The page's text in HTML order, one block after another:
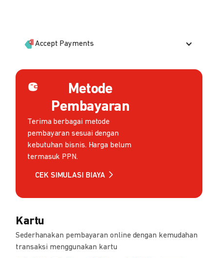
Accept Payments
Metode
Pembayaran
Terima berbagai metode
pembayaran sesuai dengan
kebutuhan bisnis. Harga belum
termasuk PPN.
CEK SIMULASI BIAYA
Kartu
Sederhanakan pembayaran online dengan kemudahan
transaksi menggunakan kartu